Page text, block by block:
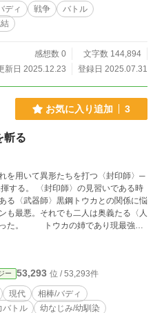
ディ 戦争
バトル
感想数 0
文字数 144,894
新日 2025.12.23
登録日 2025.07.31
お気に入り追加 3
斬る
を用いて異形たちを打つ〈封印師〉─
いである時
る〈武器師〉黒鋼トウカとの関係に悩
も最悪。それでも二人は奥義たる〈人
った。 トウカの姉であり現最強の
。それでも二人は奥義たる〈人器一
。 一方で、最悪の異形たる〈八災
ーズ〉 が暗躍を始めた。彼らの第一
黒鋼家を根絶やしにすること。つまり
が今、数多
ー 53,293 位 / 53,293件
現代
相棒/バディ
バトル
幼なじみ/幼馴染